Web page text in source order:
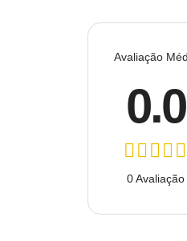
Avaliação
0.0
0 Avaliação